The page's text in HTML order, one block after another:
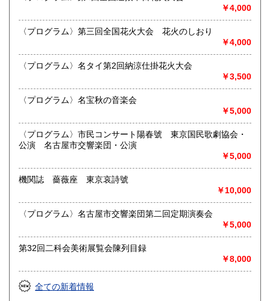
す。
御整理・御売却はお気軽に当店にご相談ください。
お電話、メール等でご連絡次第、即日に参上いたします。古
書買い取り、古本買い取り、大量大歓迎です。
特に古いもの全般(和本、古文書、紙物チラシ、郷土資料、地
図、宗教、芸能、美術、文学、雑誌等)に力を入れておりま
す。
又書画骨董品も別部門で取り扱いしておりますので引越し増
愛知県・岐阜県を中心に近県の方、日時打ち合わせの後、ご
訪問し、見積もり・買入をさせていただきます。
まずはお気軽にご連絡ください。
お品物を送料着払いでお送りいただければ、即日に評価しご
連絡ご送金いたします。
愛知県江南市前飛保町栄284 扶桑文庫 担当井
上
取り扱い分野
総記、哲学宗教、歴史、社会科学、自然科学、美術工芸、国
語国文、外国文学、古典籍、近代文献、趣味、外国書、サブ
カルチャー、古書一般（その他）
古文書・和本・刷り物・絵葉書・近代文献資料・エフェメラ
￥4,000
〈プログラム〉第三回全国花火大会 花火のしおり
￥4,000
〈プログラム〉名タイ第2回納涼仕掛花火大会
￥3,500
〈プログラム〉名宝秋の音楽会
￥5,000
〈プログラム〉市民コンサート陽春號 東京国民歌劇協会・
公演 名古屋市交響楽団・公演
￥5,000
機関誌 薔薇座 東京哀詩號
￥10,000
〈プログラム〉名古屋市交響楽団第二回定期演奏会
￥5,000
第32回二科会美術展覧会陳列目録
￥8,000
全ての新着情報